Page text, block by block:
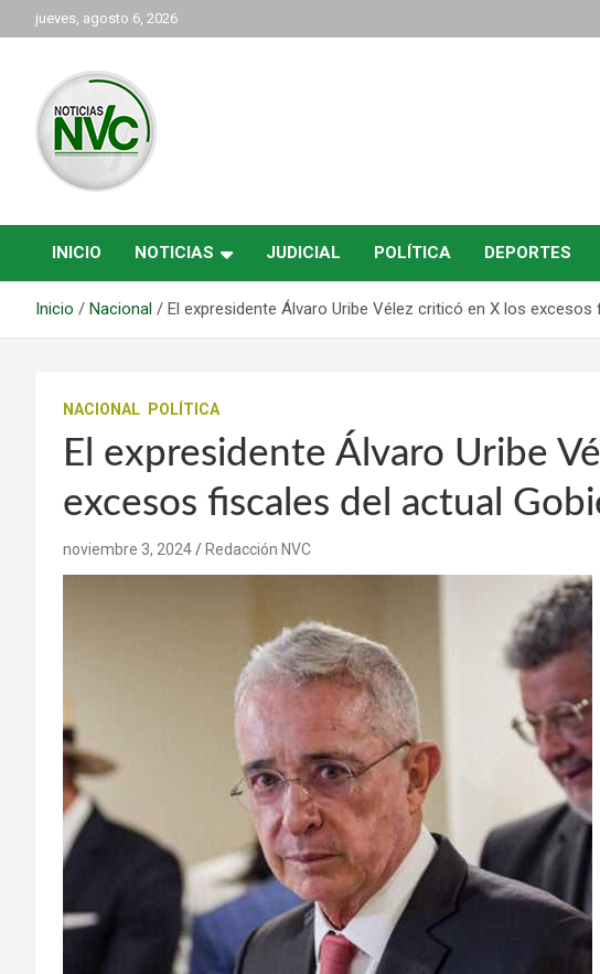
Saltar
al
jueves, agosto 6, 2026
NVC Noticias
INICIO NOTICIAS JUDICIAL POLÍTICA DEPORTES
Inicio Nacional El expresidente Álvaro Uribe Vélez criticó en X los excesos
NACIONAL POLÍTICA
El expresidente Álvaro Uribe
excesos fiscales del actual
noviembre 3, 2024 Redacción NVC